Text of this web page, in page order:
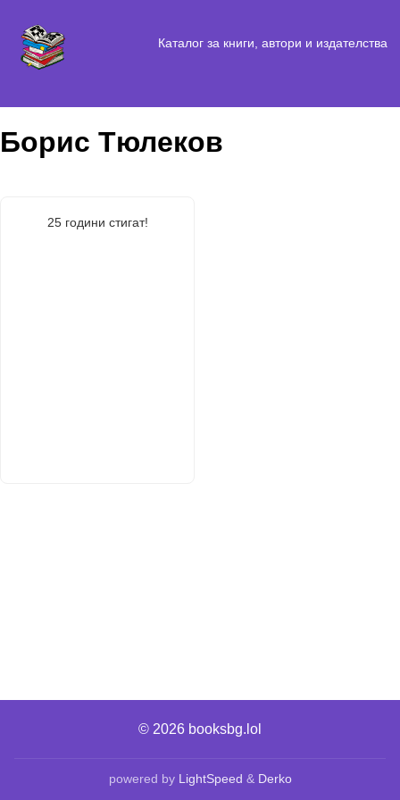
Каталог за книги, автори и издателства
Борис Тюлеков
25 години стигат!
© 2026 booksbg.lol
powered by LightSpeed & Derko